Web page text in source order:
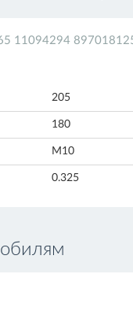
11094294
205
180
M10
0.325